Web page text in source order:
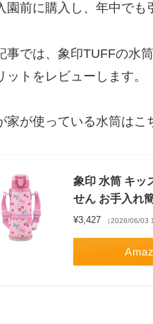
園前に購入し、年中でも
事では、象印TUFFの水
ットをレビューします。
家が使っている水筒はこ
象印 水筒 キッ
せん お手入れ
¥3,427 （2026/06/03